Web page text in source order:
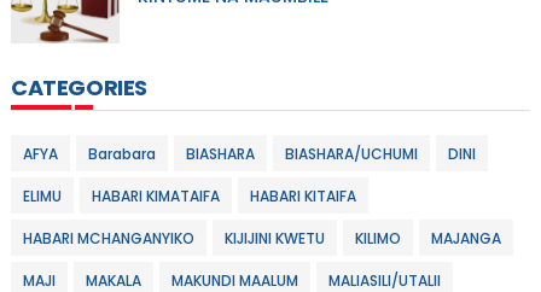
CATEGORIES
AFYA Barabara BIASHARA BIASHARA/UCHUMI DINI
ELIMU HABARI KIMATAIFA HABARI KITAIFA
HABARI MCHANGANYIKO KIJIJINI KWETU KILIMO MAJANGA
MAJI MAKALA MAKUNDI MAALUM MALIASILI/UTALII